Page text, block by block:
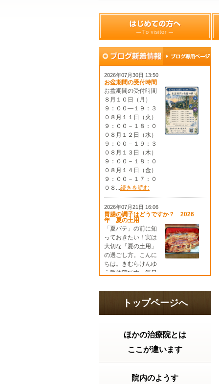
2026年07月30日 13:50
お盆期間の受付時間
お盆期間の受付時間
８月１０日（月）
９：００―１９：３
０８月１１日（火）
９：００－１８：０
０８月１２日（水）
９：００－１９：３
０８月１３日（木）
９：００－１８：０
０８月１４日（金）
９：００－１７：０
０８...続きを読む
2026年07月21日 16:06
胃腸の調子はどうですか？ 2026
年 夏の土用
「夏バテ」の前に知
っておきたい！実は
大切な『夏の土用」
の過ごし方。こんに
ちは。きむらけんゆ
う整体院です。毎日
すね。「最近なんと
なく疲れやすい…」
「食欲がない」 「胃
が重い」 「寝て...続
2026年07月15日 12:15
2026年7月20日の受付時間
2026年7月20日
時から18時まで受付
トップページへ
ほかの治療院とは
ここが違います
院内のようす